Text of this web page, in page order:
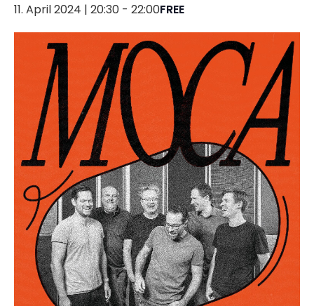
11. April 2024 | 20:30 - 22:00FREE